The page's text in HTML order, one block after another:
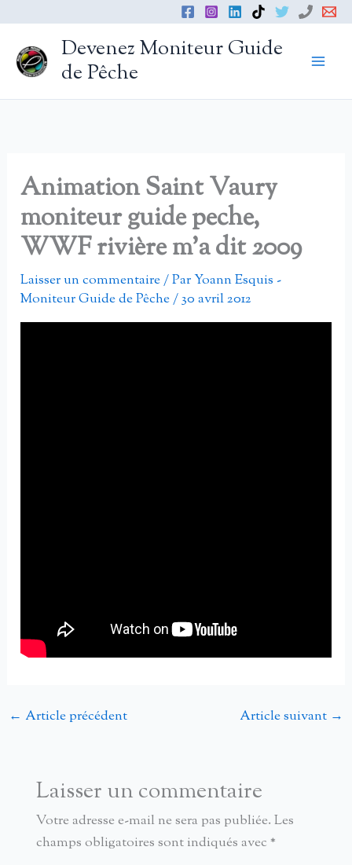
contenu
Devenez Moniteur Guide
de Pêche
Animation Saint Vaury
moniteur guide peche,
WWF rivière m’a dit 2009
Laisser un commentaire/ ParYoann Esquis -
Moniteur Guide de Pêche/30 avril 2012
← Article précédent Article suivant →
Laisser un commentaire
Votre adresse e-mail ne sera pas publiée. Les
champs obligatoires sont indiqués avec *